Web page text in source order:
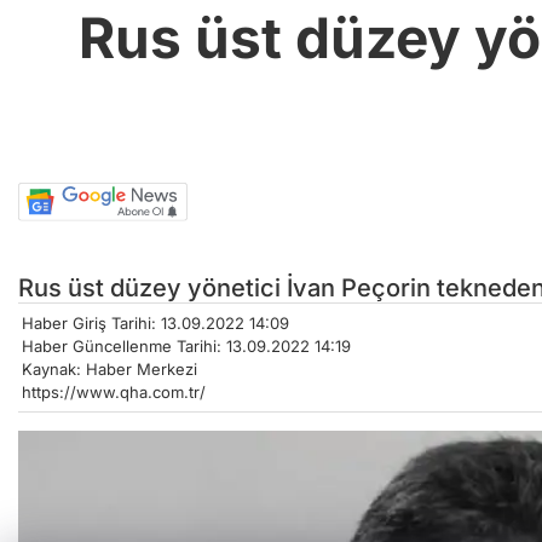
Rus üst düzey
Rus üst düzey yönetici İvan Peçorin
Haber Giriş Tarihi: 13.09.2022 14:09
Haber Güncellenme Tarihi: 13.09.2022 14:19
Kaynak: Haber Merkezi
https://www.qha.com.tr/